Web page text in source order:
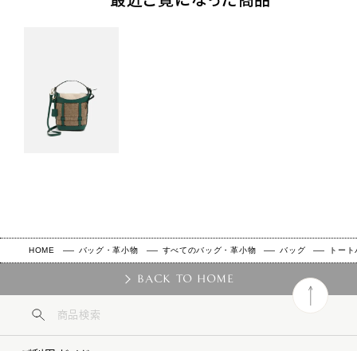
HOME バッグ・革小物 すべてのバッグ・革小物 バッグ トー
BACK TO HOME